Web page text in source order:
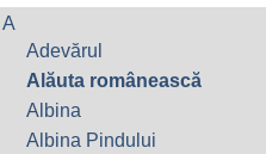
A
Adevărul
Alăuta românească
Albina
Albina Pindului